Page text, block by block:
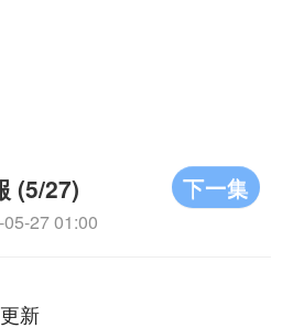
下一集
(5/27)
27 01:00
新